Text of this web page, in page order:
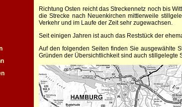
Richtung Osten reicht das Streckennetz noch bis
die Strecke nach Neuenkirchen mittlerweile
Verkehr und im Laufe der Zeit sehr zugewachsen.
Seit einigen Jahren ist auch das Reststück der
Auf den folgenden Seiten finden Sie ausgewählte
Gründen der Übersichtlichkeit sind auch stillgelegte